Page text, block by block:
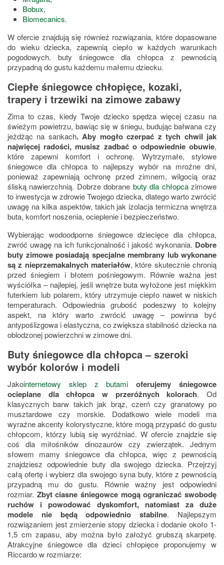
Bobux,
Biomecanics.
W ofercie znajdują się również rozwiązania, które dopasowane
do wieku dziecka, zapewnią ciepło w każdych warunkach
pogodowych. buty śniegowce dla chłopca z pewnością
przypadną do gustu każdemu małemu dziecku.
Ciepłe śniegowce chłopięce, kozaki,
trapery i trzewiki na zimowe zabawy
Zima to czas, kiedy Twoje dziecko spędza więcej czasu na
świeżym powietrzu, bawiąc się w śniegu, budując bałwana czy
jeżdżąc na sankach. Aby mogło czerpać z tych chwil jak
najwięcej radości, musisz zadbać o odpowiednie obuwie,
które zapewni komfort i ochronę. Wytrzymałe, stylowe
śniegowce dla chłopca to najlepszy wybór na mroźne dni,
ponieważ zapewniają ochronę przed zimnem, wilgocią oraz
śliską nawierzchnią. Dobrze dobrane buty dla chłopcazimowe
to inwestycja w zdrowie Twojego dziecka, dlatego warto zwrócić
uwagę na kilka aspektów, takich jak izolacja termiczna wnętrza
buta, komfort noszenia, ocieplenie i bezpieczeństwo.
Wybierając wodoodporne śniegowce dziecięce dla chłopca,
zwróć uwagę na ich funkcjonalność i jakość wykonania. Dobre
buty zimowe posiadają specjalne membrany lub wykonane
są z nieprzemakalnych materiałów, które skutecznie chronią
przed śniegiem i błotem pośniegowym. Równie ważna jest
wyściółka – najlepiej, jeśli wnętrze buta wyłożone jest miękkim
futerkiem lub polarem, który utrzymuje ciepło nawet w niskich
temperaturach. Odpowiednia grubość podeszwy to kolejny
aspekt, na który warto zwrócić uwagę – powinna być
antypoślizgowa i elastyczna, co zwiększa stabilność dziecka na
oblodzonej powierzchni w zimowe dni.
Buty śniegowce dla chłopca – szeroki
wybór kolorów i modeli
Jakointernetowy sklep z butami oferujemy śniegowce
ocieplane dla chłopca w przeróżnych kolorach. Od
klasycznych barw takich jak brąz, czerń czy granatowy po
musztardowe czy morskie. Dodatkowo wiele modeli ma
wyraźne akcenty kolorystyczne, które mogą przypaść do gustu
chłopcom, którzy lubią się wyróżniać. W ofercie znajdzie się
coś dla miłośników dinozaurów czy zwierzątek. Jednym
słowem mamy śniegowce dla chłopca, więc z pewnością
znajdziesz odpowiednie buty dla swojego dziecka. Przejrzyj
całą ofertę i wybierz dla swojego syna buty, które z pewnością
przypadną mu do gustu. Równie ważny jest odpowiedni
rozmiar. Zbyt ciasne śniegowce mogą ograniczać swobodę
ruchów i powodować dyskomfort, natomiast za duże
modele nie będą odpowiednio stabilne. Najlepszym
rozwiązaniem jest zmierzenie stopy dziecka i dodanie około 1-
1,5 cm zapasu, aby można było założyć grubszą skarpetę.
Atrakcyjne śniegowce dla dzieci chłopięce proponujemy w
Riccardo w rozmiarze: